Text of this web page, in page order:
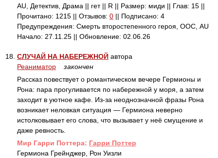
AU, Детектив, Драма || гет || R || Размер: миди || Глав: 15 ||
Прочитано: 1215 || Отзывов: 0 || Подписано: 4
Предупреждения: Смерть второстепенного героя, ООС, AU
Начало: 27.11.25 || Обновление: 02.06.26
18. СЛУЧАЙ НА НАБЕРЕЖНОЙ автора
Реаниматор
закончен
Рассказ повествует о романтическом вечере Гермионы и
Рона: пара прогуливается по набережной у моря, а затем
заходит в уютное кафе. Из‑за неоднозначной фразы Рона
возникает неловкая ситуация — Гермиона неверно
истолковывает его слова, что вызывает у неё смущение и
даже ревность.
Mир Гарри Поттера: Гарри Поттер
Гермиона Грейнджер, Рон Уизли